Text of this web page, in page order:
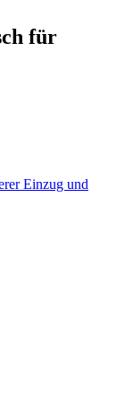
für
Einzug und